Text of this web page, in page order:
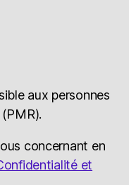
aux personnes
concernant en
et